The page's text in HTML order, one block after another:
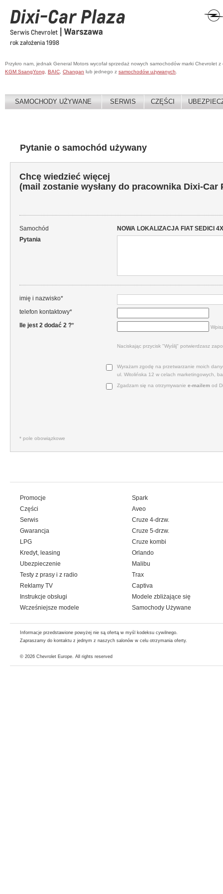
Przykro nam, jednak General Motors wycofał sprzedaż nowych samochodów marki Chevrolet
KGM SsangYong
BAIC Changan lub jednego z samochodów używanych
SAMOCHODY UŻYWANE SERWIS CZĘŚCI
Pytanie o samochód używany
Chcę wiedzieć więcej
(mail zostanie wysłany do pracownika Dixi-Car
Samochód
NOWA LOKALIZACJA FIAT SEDICI
Pytania
imię i nazwisko*
telefon kontaktowy*
Ile jest 2 dodać 2 ?*
Naciskając przycisk "Wyślij" potwierdzasz
Wyrażam zgodę na przetwarzanie moich
ul. Witolińska 12 w celach marketingowych,
Zgadzam się na otrzymywanie e‑mailem od
* pole obowiązkowe
Promocje
Części
Serwis
Gwarancja
LPG
Kredyt, leasing
Ubezpieczenie
Testy z prasy i z radio
Reklamy TV
Instrukcje obsługi
Wcześniejsze modele
Spark
Aveo
Cruze 4-drzw.
Cruze 5-drzw.
Cruze kombi
Orlando
Malibu
Trax
Captiva
Modele zbliżające się
Samochody Używane
Informacje przedstawione powyżej nie są ofertą w myśl kodeksu cywilnego.
Zapraszamy do kontaktu z jednym z naszych salonów w celu otrzymania oferty.
© 2026 Chevrolet Europe. All rights reserved